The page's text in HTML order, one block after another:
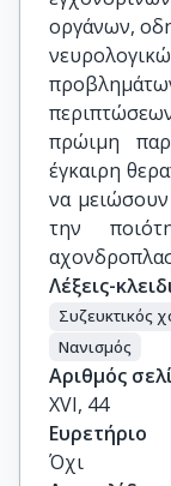
οργάνων,
πρώιμη
έγκαιρη
να
την
Λέξεις-
Συζευκτικός
Νανισμός
Αριθμός
XVI, 44
Ευρετήριο
Όχι